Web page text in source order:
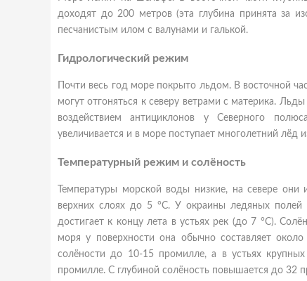
доходят до 200 метров (эта глубина принята за
песчанистым илом с валунами и галькой.
Гидрологический режим
Почти весь год море покрыто льдом. В восточной
могут отгоняться к северу ветрами с материка.
воздействием антициклонов у Северного
увеличивается и в море поступает многолетний лёд
Температурный режим и солёность
Температуры морской воды низкие, на севере
верхних слоях до 5 °C. У окраины ледяных полей
достигает к концу лета в устьях рек (до 7 °C).
моря у поверхности она обычно составляет
солёности до 10-15 промилле, а в устьях
промилле. С глубиной солёность повышается до 32